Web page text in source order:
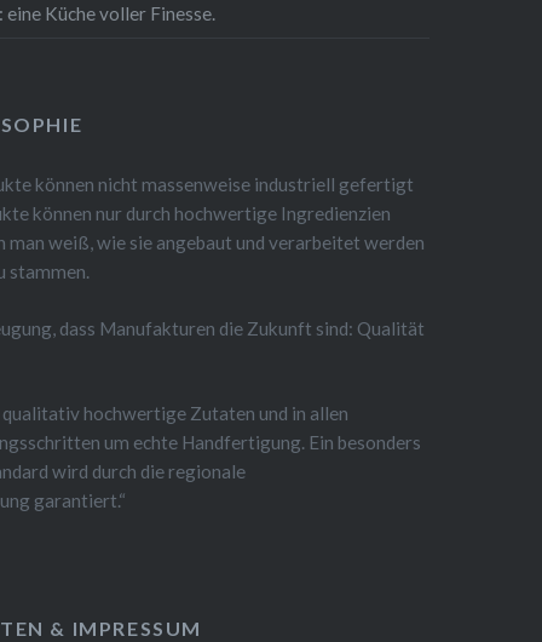
eine Küche voller Finesse.
können nicht massenweise industriell gefertigt
können nur durch hochwertige Ingredienzien
man weiß, wie sie angebaut und verarbeitet werden
stammen.
dass Manufakturen die Zukunft sind: Qualität
qualitativ hochwertige Zutaten und in allen
um echte Handfertigung. Ein besonders
wird durch die regionale
garantiert.“
& IMPRESSUM